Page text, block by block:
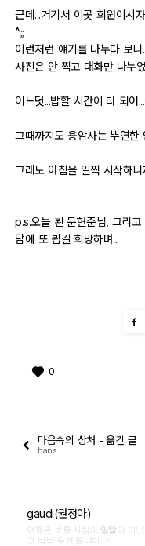
커뮤니티
질문 / 답변
djslr 소개
근데...거기서 이곳 회원이시
^;;
이런저런 얘기를 나누다 보니
사진은 안 찍고 대화만 나누
어느덧...밥할 시간이 다 되어
그때까지도 용암사는 뿌연한
그래도 아침을 일찍 시작하니
p.s.오늘 뵌 문현준님, 그리고
담에 또 뵙길 희망하며...
0
마음속의 상처 - 옮긴 글
hans
gaudi(권정아)
여행은 보통 사람의 일탈이 아닌
고 박박 우겨 봅니다. ^^